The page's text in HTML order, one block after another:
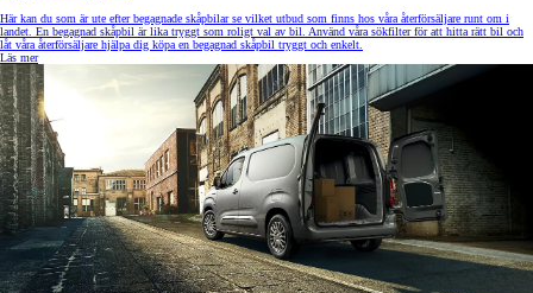
Här kan du som är ute efter begagnade skåpbilar se vilket utbud som finns hos våra återförsäljare runt om i
landet. En begagnad skåpbil är lika tryggt som roligt val av bil. Använd våra sökfilter för att hitta rätt bil och
låt våra återförsäljare hjälpa dig köpa en begagnad skåpbil tryggt och enkelt.
Läs mer